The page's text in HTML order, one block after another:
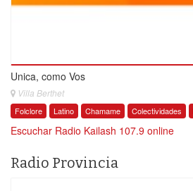
Unica, como Vos
Villa Berthet
Folclore Latino Chamame Colectividades
Escuchar Radio Kailash 107.9 online
Radio Provincia